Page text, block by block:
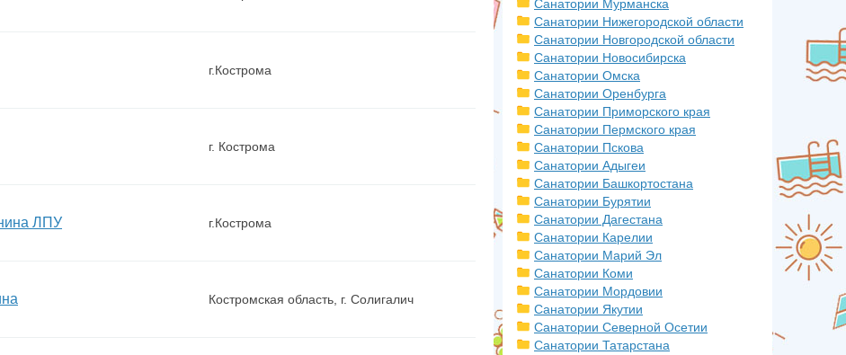
г.Кострома
г. Кострома
ЛПУ г.Кострома
Костромская область, г. Солигалич
Санатории Мурманска
Санатории Нижегородской области
Санатории Новгородской области
Санатории Новосибирска
Санатории Омска
Санатории Оренбурга
Санатории Приморского края
Санатории Пермского края
Санатории Пскова
Санатории Адыгеи
Санатории Башкортостана
Санатории Бурятии
Санатории Дагестана
Санатории Карелии
Санатории Марий Эл
Санатории Коми
Санатории Мордовии
Санатории Якутии
Санатории Северной Осетии
Санатории Татарстана